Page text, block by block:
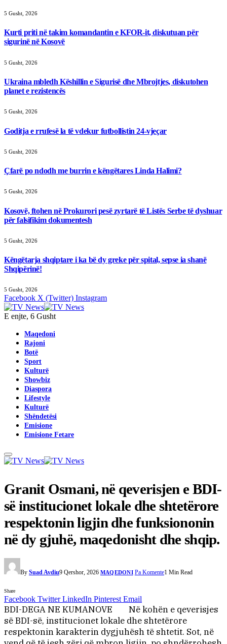
5 Gusht, 2026
Kurti priti në takim komandantin e KFOR-it, diskutuan për
sigurinë në Kosovë
5 Gusht, 2026
Ukraina mbledh Këshillin e Sigurisë dhe Mbrojtjes, diskutohen
planet e rezistencës
5 Gusht, 2026
Goditja e rrufesë la të vdekur futbollistin 24-vjeçar
5 Gusht, 2026
Çfarë po ndodh me burrin e këngëtares Linda Halimi?
5 Gusht, 2026
Kosovë, ftohen në Prokurori pesë zyrtarë të Listës Serbe të dyshuar
për falsifikim dokumentesh
5 Gusht, 2026
Këngëtarja shqiptare i ka bë dy greke për spital, sepse ia shanë
Shqipërinë!
5 Gusht, 2026
Facebook X (Twitter) Instagram
E enjte, 6 Gusht
Maqedoni
Rajoni
Botë
Sport
Kulturë
Showbiz
Diaspora
Lifestyle
Kulturë
Shëndetësi
Emisione
Emisione Fetare
Granit Osmani, në qeverisjen e BDI-
së institucionet lokale dhe shtetërore
respektonin ligjin dhe funksiononin
në dy gjuhë, maqedonisht dhe shqip.
By Suad Avdiu9 Qershor, 2026 MAQEDONI Pa Komente1 Min Read
Share
Facebook Twitter LinkedIn Pinterest Email
BDI-DEGA NE KUMANOVE
Në kohën e qeverisjes
së BDI-së, institucionet lokale dhe shtetërore
respektonin karakterin dygjuhësh të shtetit. Sot, në